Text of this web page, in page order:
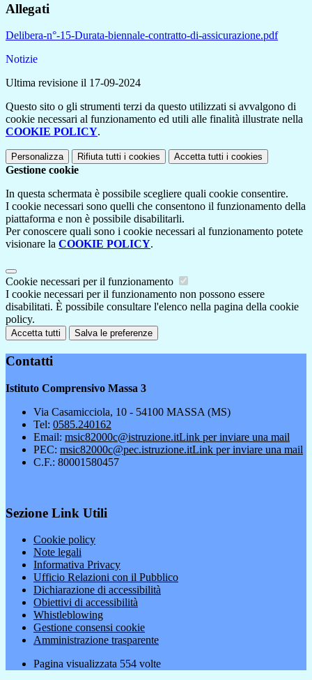
Allegati
Delibera-n°-15-Durata-biennale-contratto-di-assicurazione.pdf
Notizie
Ultima revisione il 17-09-2024
Questo sito o gli strumenti terzi da questo utilizzati si avvalgono di
cookie necessari al funzionamento ed utili alle finalità illustrate nella
COOKIE POLICY.
Personalizza Rifiuta tutti i cookies Accetta tutti i cookies
Gestione cookie
In questa schermata è possibile scegliere quali cookie consentire.
I cookie necessari sono quelli che consentono il funzionamento della
piattaforma e non è possibile disabilitarli.
Per conoscere quali sono i cookie necessari al funzionamento potete
visionare la COOKIE POLICY.
Cookie necessari per il funzionamento
I cookie necessari per il funzionamento non possono essere
disabilitati. È possibile consultare l'elenco nella pagina della cookie
policy.
Accetta tutti Salva le preferenze
Contatti
Istituto Comprensivo Massa 3
Via Casamicciola, 10 - 54100 MASSA (MS)
Tel: 0585.240162
Email: msic82000c@istruzione.itLink per inviare una mail
PEC: msic82000c@pec.istruzione.itLink per inviare una mail
C.F.: 80001580457
Sezione Link Utili
Cookie policy
Note legali
Informativa Privacy
Ufficio Relazioni con il Pubblico
Dichiarazione di accessibilità
Obiettivi di accessibilità
Whistleblowing
Gestione consensi cookie
Amministrazione trasparente
Pagina visualizzata 554 volte